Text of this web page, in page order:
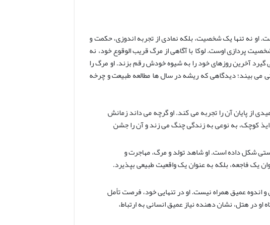
او نه تنها یک شخصیت، بلکه نمادی از تجربه اندوزی، حکمت و
پردازی اوست. لوکا با آگاهی از مرگ قریب الوقوع خود، نه
گیرد آخرین روزهای خود را به شیوه خودش رقم بزند. او مرگ را
می بیند؛ دیدگاهی که ریشه در سال ها مطالعه طبیعت و چرخه
از پایان آن را تجربه می کند. او گرچه می داند زمانش
کوچک، به نوعی به زندگی چنگ می زند و آن را جشن
شکل داده است. او شاهد تولد و مرگ، مهاجرت و
یک فاجعه، بلکه به عنوان یک واقعیت طبیعی بپذیرد.
و اندوه عمیق همراه نیست. او در تنهایی خود، فرصت تأمل
در هتل، نشان دهنده نیاز عمیق انسانی به ارتباط،